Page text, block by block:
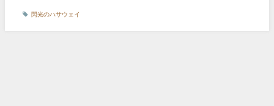
閃光のハサウェイ